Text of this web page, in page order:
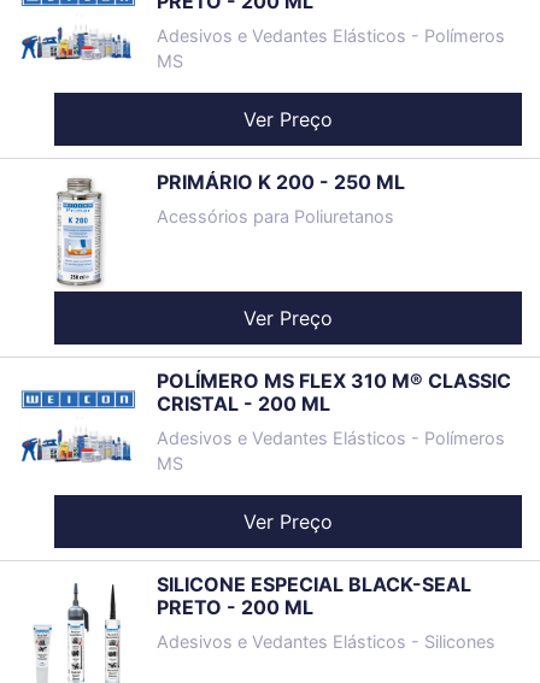
Adesivos e Vedantes Elásticos - Polímeros
MS
Ver Preço
PRIMÁRIO K 200 - 250 ML
Acessórios para Poliuretanos
Ver Preço
POLÍMERO MS FLEX 310 M® CLASSIC
CRISTAL - 200 ML
Adesivos e Vedantes Elásticos - Polímeros
MS
Ver Preço
SILICONE ESPECIAL BLACK-SEAL
PRETO - 200 ML
Adesivos e Vedantes Elásticos - Silicones